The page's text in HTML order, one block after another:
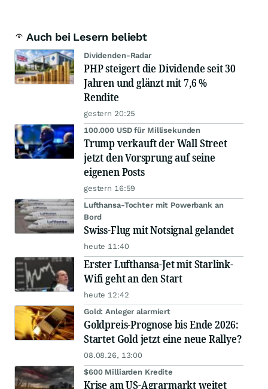
Auch bei Lesern beliebt
Dividenden-Radar
PHP steigert die Dividende seit 30
Jahren und glänzt mit 7,6 %
Rendite
gestern 20:25
100.000 USD für Millisekunden
Trump verkauft der Wall Street
jetzt den Vorsprung auf seine
eigenen Posts
gestern 16:59
Lufthansa-Tochter mit Powerbank an
Bord
Swiss-Flug mit Notsignal gelandet
heute 11:40
Erster Lufthansa-Jet mit Starlink-
Wifi geht an den Start
heute 12:42
Gold: Anleger alarmiert
Goldpreis-Prognose bis Ende 2026:
Startet Gold jetzt eine neue Rallye?
08.08.26, 13:00
$600 Milliarden Kredite
Krise am US-Agrarmarkt weitet